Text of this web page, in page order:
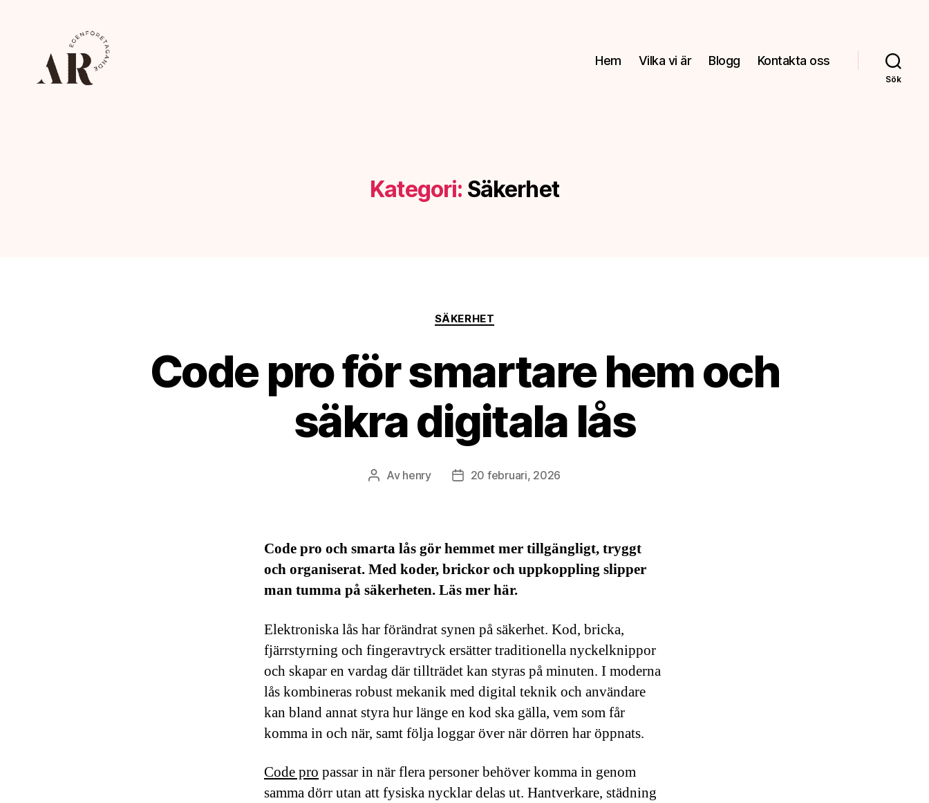
Hem Vilka vi är Blogg Kontakta oss
Sök
Kategori: Säkerhet
Kategorier
SÄKERHET
Code pro för smartare hem och
säkra digitala lås
Inläggsförfattare
Av henry Inläggsdatum
20 februari, 2026
Code pro och smarta lås gör hemmet mer tillgängligt, tryggt
och organiserat. Med koder, brickor och uppkoppling slipper
man tumma på säkerheten. Läs mer här.
Elektroniska lås har förändrat synen på säkerhet. Kod, bricka,
fjärrstyrning och fingeravtryck ersätter traditionella nyckelknippor
och skapar en vardag där tillträdet kan styras på minuten. I moderna
lås kombineras robust mekanik med digital teknik och användare
kan bland annat styra hur länge en kod ska gälla, vem som får
komma in och när, samt följa loggar över när dörren har öppnats.
Code pro passar in när flera personer behöver komma in genom
samma dörr utan att fysiska nycklar delas ut. Hantverkare, städning